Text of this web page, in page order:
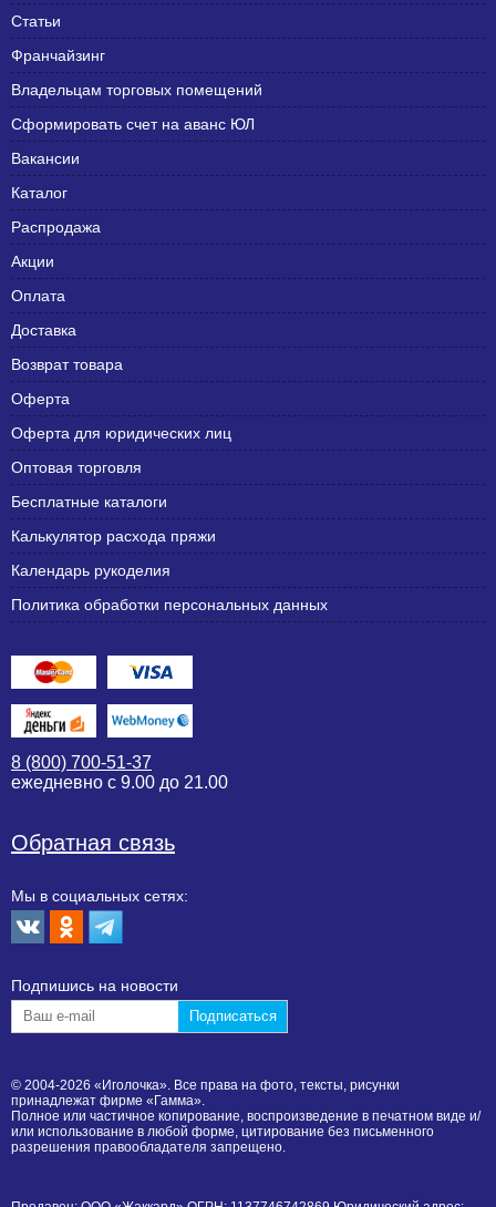
Статьи
Франчайзинг
Владельцам торговых помещений
Сформировать счет на аванс ЮЛ
Вакансии
Каталог
Распродажа
Акции
Оплата
Доставка
Возврат товара
Оферта
Оферта для юридических лиц
Оптовая торговля
Бесплатные каталоги
Калькулятор расхода пряжи
Календарь рукоделия
Политика обработки персональных данных
8 (800) 700-51-37
ежедневно с 9.00 до 21.00
Обратная связь
Мы в социальных сетях:
Подпишиcь на новости
© 2004-2026 «Иголочка». Все права на фото, тексты, рисунки
принадлежат фирме «Гамма».
Полное или частичное копирование, воспроизведение в печатном виде и/
или использование в любой форме, цитирование без письменного
разрешения правообладателя запрещено.